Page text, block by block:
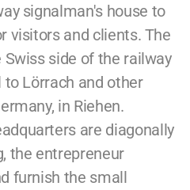
signalman's house to
visitors and clients. The
side of the railway
Lörrach and other
in Riehen.
are diagonally
the entrepreneur
furnish the small